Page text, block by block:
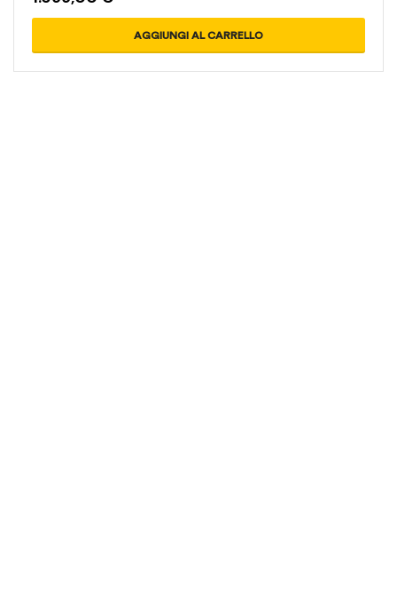
AGGIUNGI AL CARRELLO